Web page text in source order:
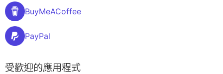
BuyMeACoffee
PayPal
受歡迎的應用程式